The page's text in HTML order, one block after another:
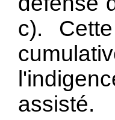
c).
assisté.